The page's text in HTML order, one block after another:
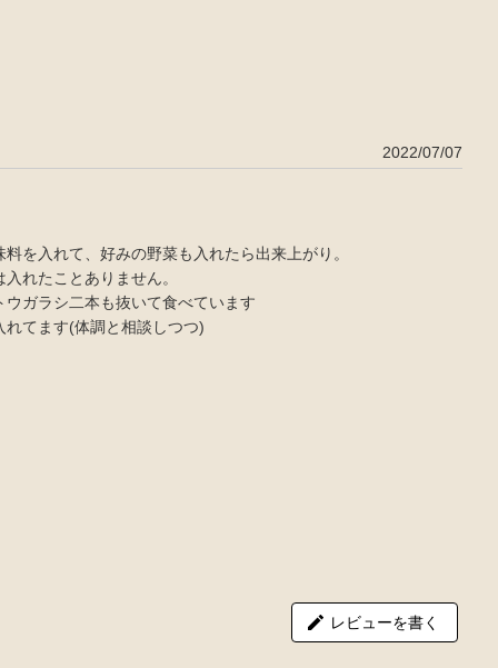
2022/07/07
を入れて、好みの野菜も入れたら出来上がり。
れたことありません。
ガラシ二本も抜いて食べています
てます(体調と相談しつつ)
レビューを書く